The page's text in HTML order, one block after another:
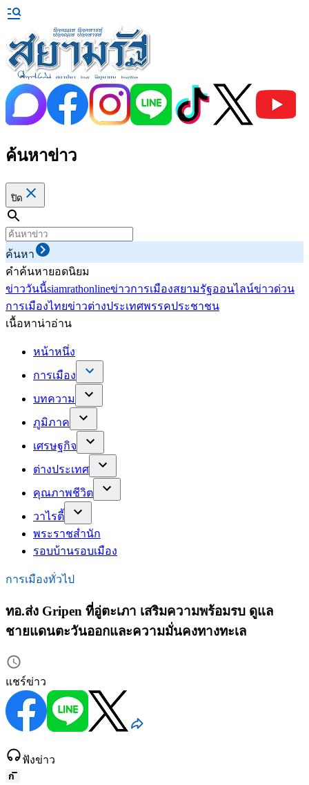
ค้นหาข่าว
ปิด
ค้นหา
คำค้นหายอดนิยม
ข่าววันนี้siamrathonlineข่าวการเมืองสยามรัฐออนไลน์ข่าวด่วน
การเมืองไทยข่าวต่างประเทศพรรคประชาชน
เนื้อหาน่าอ่าน
หน้าหนึ่ง
การเมือง
บทความ
ภูมิภาค
เศรษฐกิจ
ต่างประเทศ
คุณภาพชีวิต
วาไรตี้
พระราชสำนัก
รอบบ้านรอบเมือง
การเมืองทั่วไป
ทอ.ส่ง Gripen ที่อู่ตะเภา เสริมความพร้อมรบ ดูแล
ชายแดนตะวันออกและความมั่นคงทางทะเล
แชร์ข่าว
ฟังข่าว